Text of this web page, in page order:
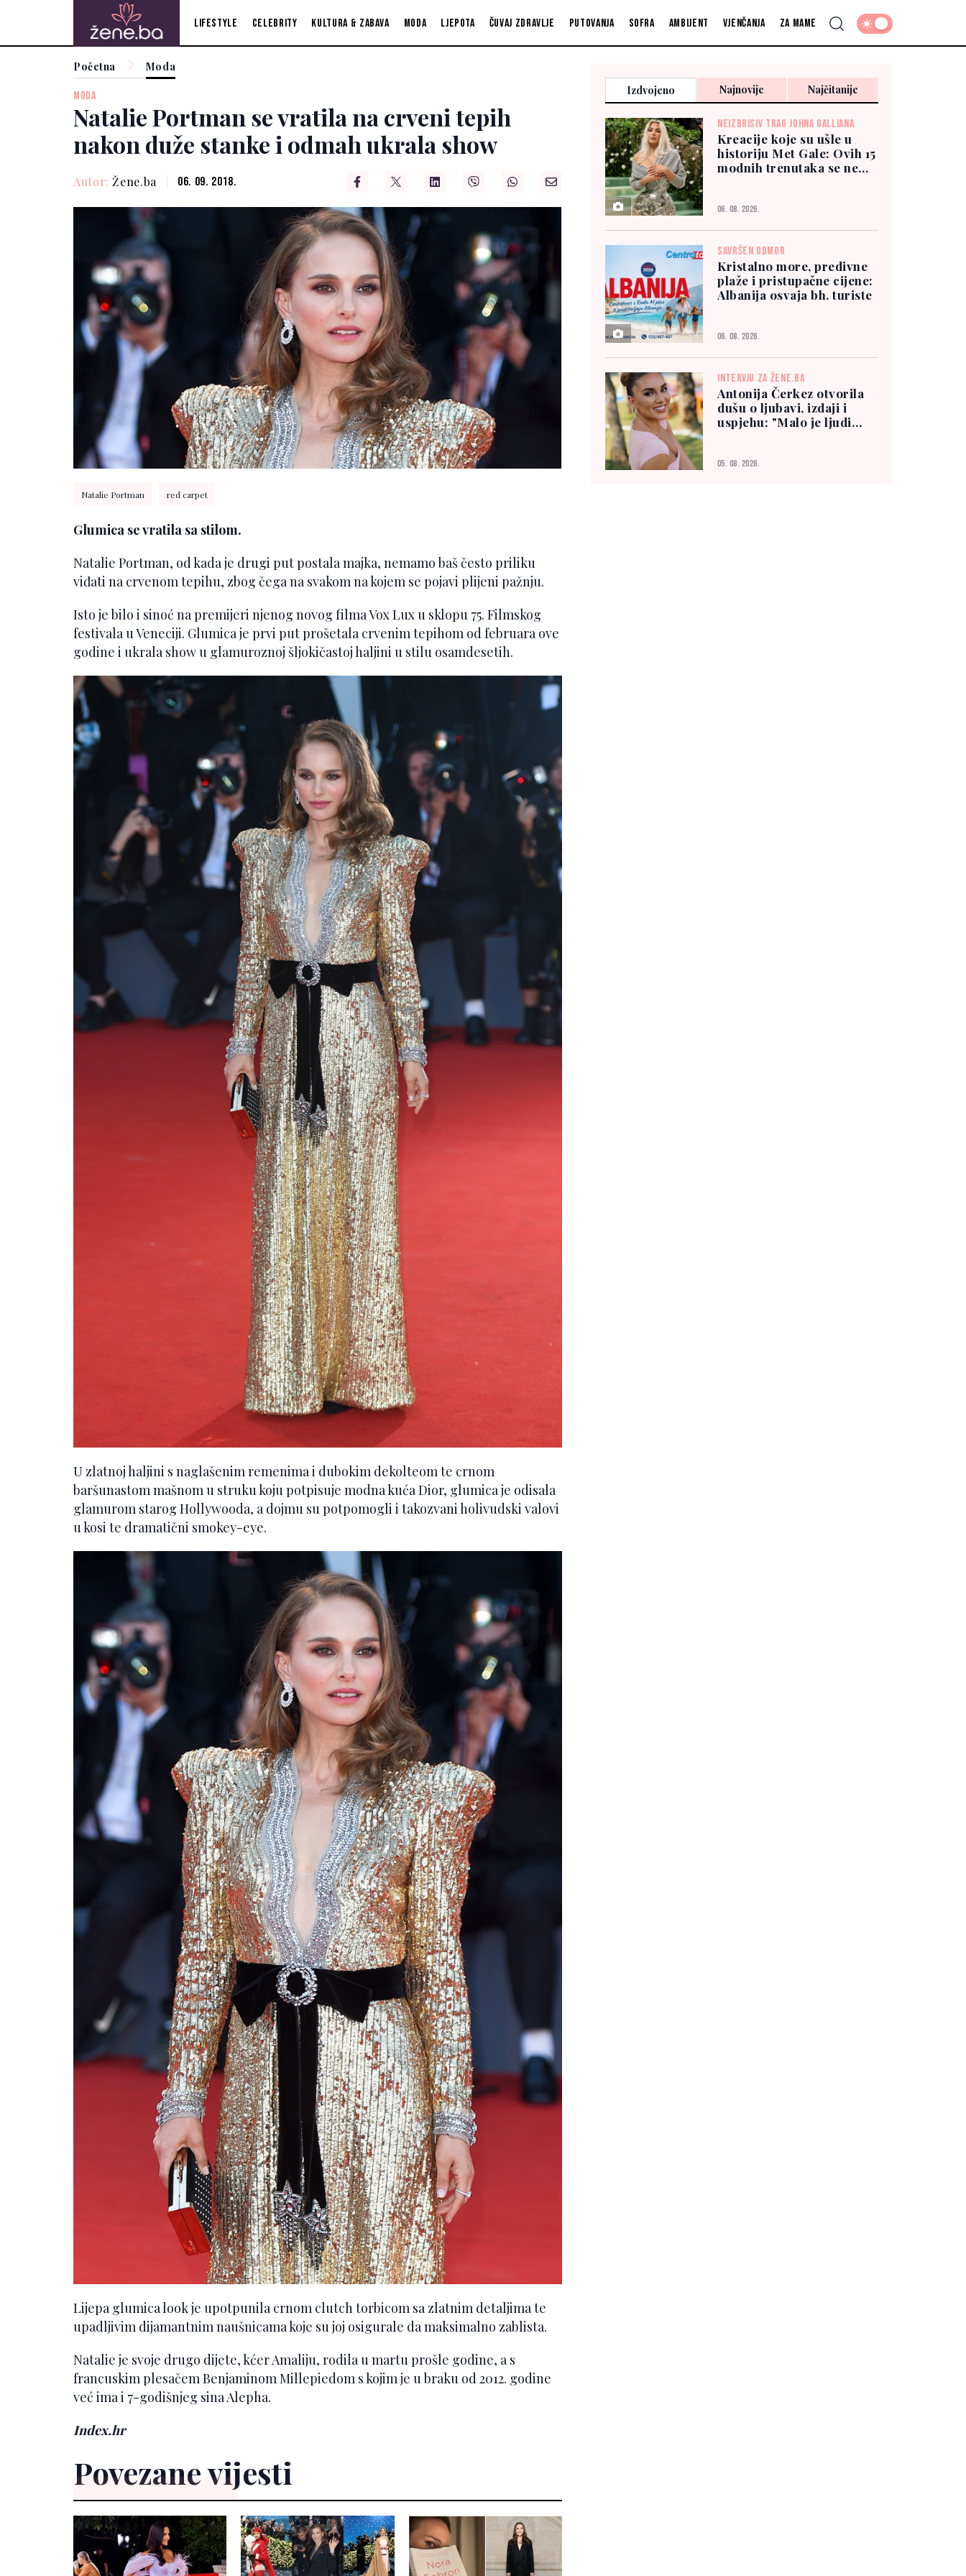
Lifestyle Celebrity Kultura & zabava Moda Ljepota Čuvaj zdravlje Putovanja Sofra Ambijent Vjenčanja Za mame
Početna Moda
MODA
Natalie Portman se vratila na crveni tepih
nakon duže stanke i odmah ukrala show
Autor: Žene.ba 06. 09. 2018.
Natalie Portman red carpet
Glumica se vratila sa stilom.
Natalie Portman, od kada je drugi put postala majka, nemamo baš često priliku
viđati na crvenom tepihu, zbog čega na svakom na kojem se pojavi plijeni pažnju.
Isto je bilo i sinoć na premijeri njenog novog filma Vox Lux u sklopu 75. Filmskog
festivala u Veneciji. Glumica je prvi put prošetala crvenim tepihom od februara ove
godine i ukrala show u glamuroznoj šljokičastoj haljini u stilu osamdesetih.
U zlatnoj haljini s naglašenim remenima i dubokim dekolteom te crnom
baršunastom mašnom u struku koju potpisuje modna kuća Dior, glumica je odisala
glamurom starog Hollywooda, a dojmu su potpomogli i takozvani holivudski valovi
u kosi te dramatični smokey-eye.
Lijepa glumica look je upotpunila crnom clutch torbicom sa zlatnim detaljima te
upadljivim dijamantnim naušnicama koje su joj osigurale da maksimalno zablista.
Natalie je svoje drugo dijete, kćer Amaliju, rodila u martu prošle godine, a s
francuskim plesačem Benjaminom Millepiedom s kojim je u braku od 2012. godine
već ima i 7-godišnjeg sina Alepha.
Index.hr
Povezane vijesti
Izdvojeno Najnovije Najčitanije
NEIZBRISIV TRAG JOHNA GALLIANA
Kreacije koje su ušle u
historiju Met Gale: Ovih 15
modnih trenutaka se ne
06. 08. 2026.
SAVRŠEN ODMOR
Kristalno more, predivne
plaže i pristupačne cijene:
Albanija osvaja bh. turiste
06. 08. 2026.
INTERVJU ZA ŽENE.BA
Antonija Čerkez otvorila
dušu o ljubavi, izdaji i
uspjehu: "Malo je ljudi
05. 08. 2026.